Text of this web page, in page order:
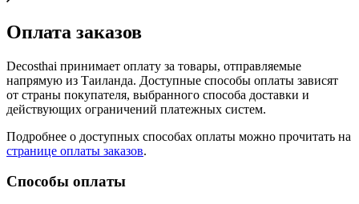
Оплата заказов
Decosthai принимает оплату за товары, отправляемые
напрямую из Таиланда. Доступные способы оплаты зависят
от страны покупателя, выбранного способа доставки и
действующих ограничений платежных систем.
Подробнее о доступных способах оплаты можно прочитать на
странице оплаты заказов.
Способы оплаты